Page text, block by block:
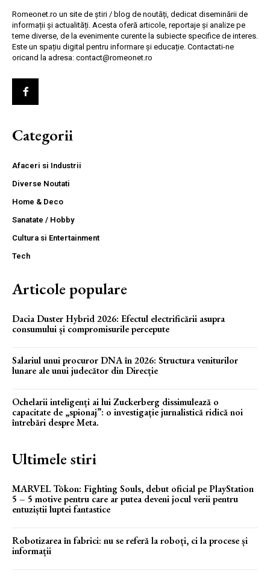
Romeonet.ro un site de știri / blog de noutăți, dedicat diseminării de
informații și actualități. Acesta oferă articole, reportaje și analize pe
teme diverse, de la evenimente curente la subiecte specifice de interes.
Este un spațiu digital pentru informare și educație. Contactati-ne
oricand la adresa: contact@romeonet.ro
Categorii
Afaceri si Industrii
Diverse Noutati
Home & Deco
Sanatate / Hobby
Cultura si Entertainment
Tech
Articole populare
Dacia Duster Hybrid 2026: Efectul electrificării asupra
consumului și compromisurile percepute
Salariul unui procuror DNA în 2026: Structura veniturilor
lunare ale unui judecător din Direcție
Ochelarii inteligenți ai lui Zuckerberg dissimulează o
capacitate de „spionaj”: o investigație jurnalistică ridică noi
întrebări despre Meta.
Ultimele stiri
MARVEL Tōkon: Fighting Souls, debut oficial pe PlayStation
5 – 5 motive pentru care ar putea deveni jocul verii pentru
entuziștii luptei fantastice
Robotizarea în fabrici: nu se referă la roboți, ci la procese și
informații